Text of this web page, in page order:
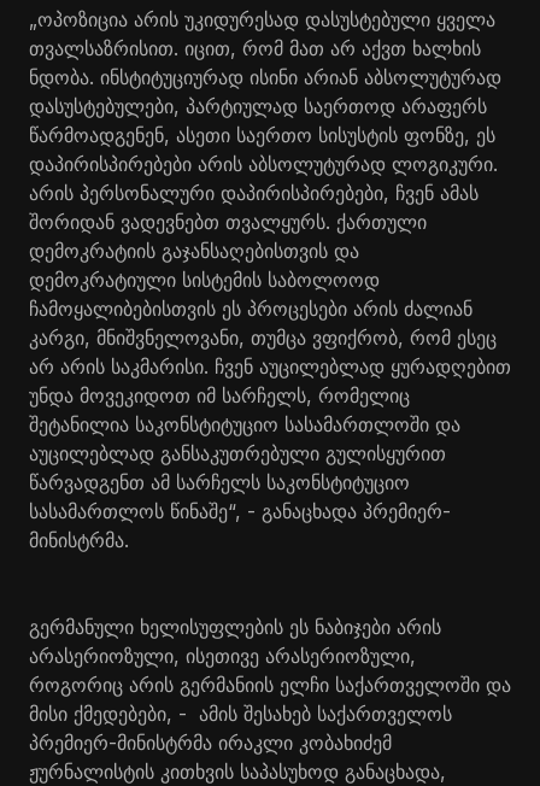
„ოპოზიცია არის უკიდურესად დასუსტებული ყველა
თვალსაზრისით. იცით, რომ მათ არ აქვთ ხალხის
ნდობა. ინსტიტუციურად ისინი არიან აბსოლუტურად
დასუსტებულები, პარტიულად საერთოდ არაფერს
წარმოადგენენ, ასეთი საერთო სისუსტის ფონზე, ეს
დაპირისპირებები არის აბსოლუტურად ლოგიკური.
არის პერსონალური დაპირისპირებები, ჩვენ ამას
შორიდან ვადევნებთ თვალყურს. ქართული
დემოკრატიის გაჯანსაღებისთვის და
დემოკრატიული სისტემის საბოლოოდ
ჩამოყალიბებისთვის ეს პროცესები არის ძალიან
კარგი, მნიშვნელოვანი, თუმცა ვფიქრობ, რომ ესეც
არ არის საკმარისი. ჩვენ აუცილებლად ყურადღებით
უნდა მოვეკიდოთ იმ სარჩელს, რომელიც
შეტანილია საკონსტიტუციო სასამართლოში და
აუცილებლად განსაკუთრებული გულისყურით
წარვადგენთ ამ სარჩელს საკონსტიტუციო
სასამართლოს წინაშე“, - განაცხადა პრემიერ-
მინისტრმა.
გერმანული ხელისუფლების ეს ნაბიჯები არის
არასერიოზული, ისეთივე არასერიოზული,
როგორიც არის გერმანიის ელჩი საქართველოში და
მისი ქმედებები, - ამის შესახებ საქართველოს
პრემიერ-მინისტრმა ირაკლი კობახიძემ
ჟურნალისტის კითხვის საპასუხოდ განაცხადა,